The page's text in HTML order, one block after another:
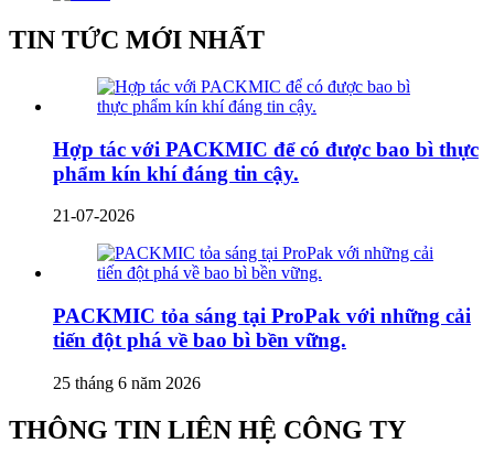
TIN TỨC MỚI NHẤT
Hợp tác với PACKMIC để có được bao bì thực
phẩm kín khí đáng tin cậy.
21-07-2026
PACKMIC tỏa sáng tại ProPak với những cải
tiến đột phá về bao bì bền vững.
25 tháng 6 năm 2026
THÔNG TIN LIÊN HỆ CÔNG TY